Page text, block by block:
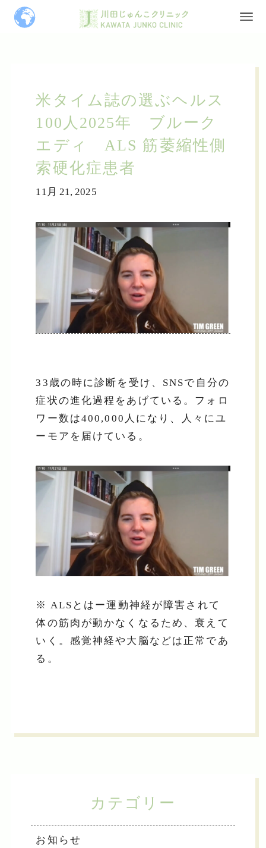
米タイム誌の選ぶヘルス
100人2025年 ブルーク
エディ ALS 筋萎縮性側
索硬化症患者
11月 21, 2025
33歳の時に診断を受け、SNSで自分の
症状の進化過程をあげている。フォロ
ワー数は400,000人になり、人々にユ
ーモアを届けている。
※ ALSとはー運動神経が障害されて
体の筋肉が動かなくなるため、衰えて
いく。感覚神経や大脳などは正常であ
る。
カテゴリー
お知らせ